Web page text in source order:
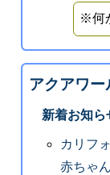
※何
アクアワ
新着お知ら
カリフ
赤ちゃ